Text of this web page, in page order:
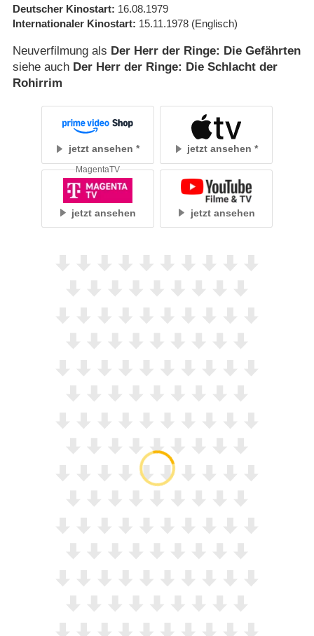
Deutscher Kinostart 16.08.1979
Internationaler Kinostart 15.11.1978 (Englisch)
Neuverfilmung als Der Herr der Ringe: Die Gefährten
siehe auch Der Herr der Ringe: Die Schlacht der
Rohirrim
jetzt ansehen jetzt ansehen
jetzt ansehen
MagentaTV
jetzt ansehen